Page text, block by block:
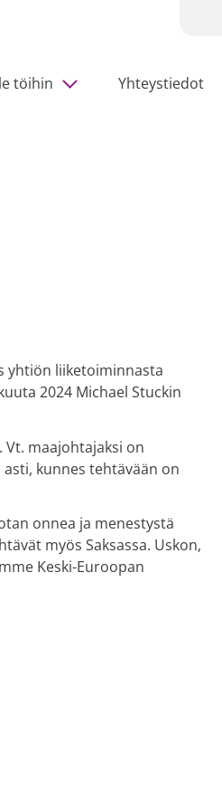
töihin Yhteystiedot
yhtiön liiketoiminnasta
2024 Michael Stuckin
maajohtajaksi on
kunnes tehtävään on
onnea ja menestystä
myös Saksassa. Uskon,
Keski-Euroopan